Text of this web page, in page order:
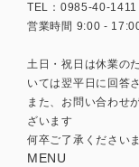
TEL：0985-40-1411
営業時間 9:00 -
土日・祝日は休業の
いては翌平日に回答
また、お問い合わせ
ざいます
何卒ご了承ください
MENU